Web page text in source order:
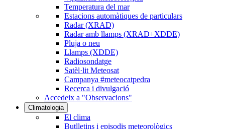
Temperatura del mar
Estacions automàtiques de particulars
Radar (XRAD)
Radar amb llamps (XRAD+XDDE)
Pluja o neu
Llamps (XDDE)
Radiosondatge
Satèl·lit Meteosat
Campanya #meteocatpedra
Recerca i divulgació
Accedeix a "Observacions"
Climatologia
El clima
Butlletins i episodis meteorològics